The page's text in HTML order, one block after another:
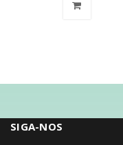
SIGA-NOS